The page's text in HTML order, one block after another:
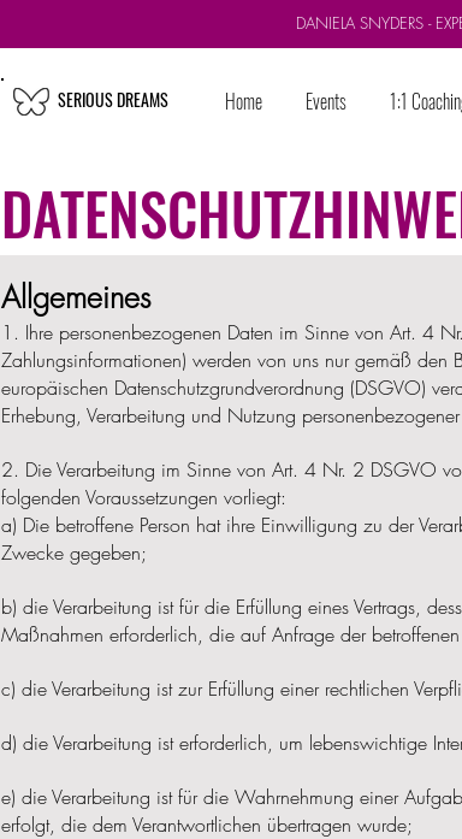
DANIELA SNYDERS -
SERIOUS DREAMS Home Events 1:1
Allgemeines
1. Ihre personenbezogenen Daten im Sinne von Art. 4
Zahlungsinformationen) werden von uns nur gemäß den
europäischen Datenschutzgrundverordnung (DSGVO)
Erhebung, Verarbeitung und Nutzung
2. Die Verarbeitung im Sinne von Art. 4 Nr. 2 DSGVO
folgenden Voraussetzungen vorliegt:
a) Die betroffene Person hat ihre Einwilligung zu der
Zwecke gegeben;
b) die Verarbeitung ist für die Erfüllung eines Vertrags,
Maßnahmen erforderlich, die auf Anfrage der betroffenen
c) die Verarbeitung ist zur Erfüllung einer rechtlichen
d) die Verarbeitung ist erforderlich, um lebenswichtige
e) die Verarbeitung ist für die Wahrnehmung einer
erfolgt, die dem Verantwortlichen übertragen wurde;